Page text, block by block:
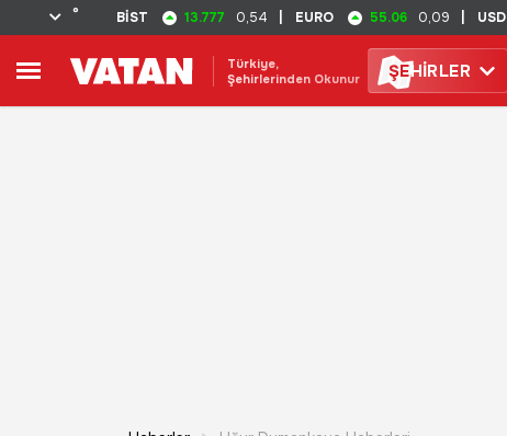
° BİST 13.777 0,54 EURO 55.06 0,09 USD
Türkiye,
Şehirlerinden Okunur
ŞEHİRLER